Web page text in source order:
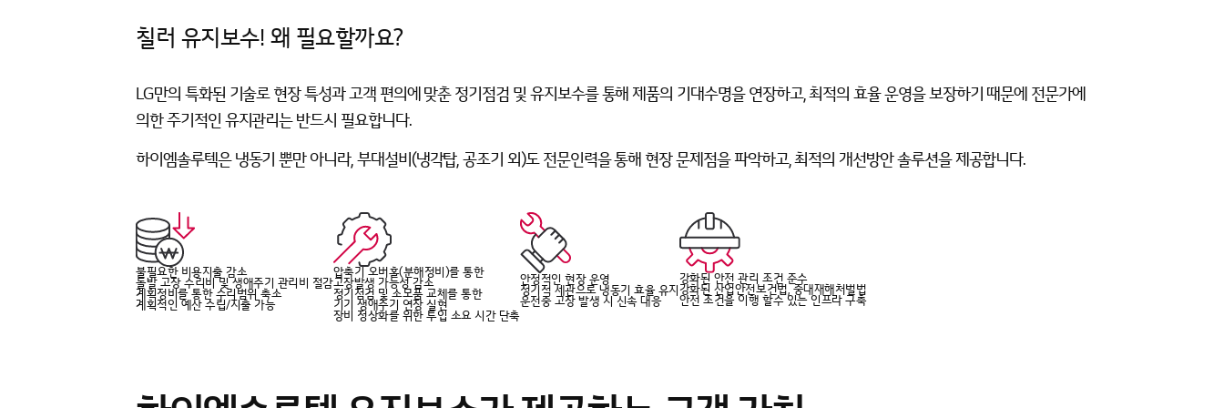
칠러 유지보수! 왜 필요할까요?
LG만의 특화된 기술로 현장 특성과 고객 편의에 맞춘 정기점검 및 유지보수를 통해 제품의 기대수명을 연장하고,최적의 효율 운영을 보장하기 때문에 전문가에
의한 주기적인 유지관리는 반드시 필요합니다.
하이엠솔루텍은 냉동기 뿐만 아니라, 부대설비(냉각탑, 공조기 외)도 전문인력을 통해 현장 문제점을 파악하고, 최적의 개선방안 솔루션을 제공합니다.
불필요한 비용지출 감소
돌발 고장 수리비 및 생애주기 관리비 절감
계획정비를 통한 수리범위 축소
계획적인 예산 수립/지출 가능
압축기 오버홀(분해정비)를 통한
고장발생 가능성 감소
정기점검 및 소모품 교체를 통한
기기 생애주기 연장 실현
장비 정상화를 위한 투입 소요 시간 단축
안정적인 현장 운영
정기적 세관으로 냉동기 효율 유지
운전중 고장 발생 시 신속 대응
강화된 안전 관리 조건 준수
강화된 산업안전보건법, 중대재해처벌법
안전 조건을 이행 할수 있는 인프라 구축